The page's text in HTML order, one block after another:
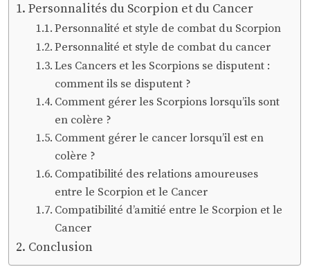
Personnalités du Scorpion et du Cancer
Personnalité et style de combat du Scorpion
Personnalité et style de combat du cancer
Les Cancers et les Scorpions se disputent :
comment ils se disputent ?
Comment gérer les Scorpions lorsqu’ils sont
en colère ?
Comment gérer le cancer lorsqu’il est en
colère ?
Compatibilité des relations amoureuses
entre le Scorpion et le Cancer
Compatibilité d’amitié entre le Scorpion et le
Cancer
Conclusion